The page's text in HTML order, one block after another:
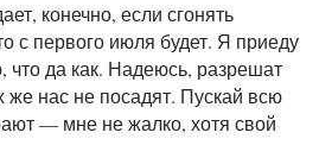
конечно, если сгонять
с первого июля будет. Я приеду
что да как. Надеюсь, разрешат
нас не посадят. Пускай всю
— мне не жалко, хотя свой